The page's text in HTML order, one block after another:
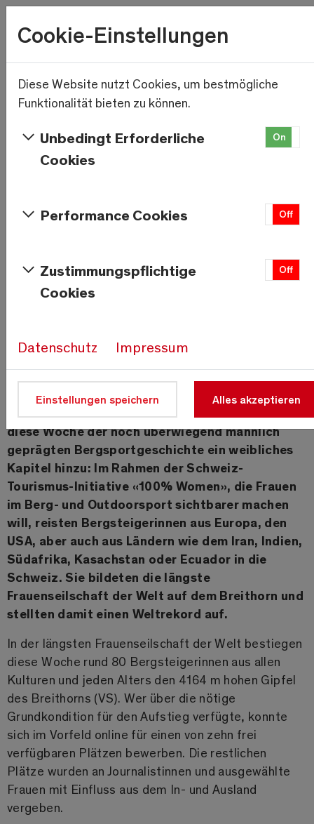
Skip to main content
10.7°C
Wetter
Weltrekord: 80 Frauen aus 25
Ländern besteigen
gemeinsam das Breithorn.
Schweiz Tourismus / Nicole Schafer
Zürich, 18. Juni 2022 -80 Bergsteigerinnen fügen
diese Woche der noch überwiegend männlich
geprägten Bergsportgeschichte ein weibliches
Kapitel hinzu: Im Rahmen der Schweiz-
Tourismus-Initiative «100% Women», die Frauen
im Berg- und Outdoorsport sichtbarer machen
will, reisten Bergsteigerinnen aus Europa, den
USA, aber auch aus Ländern wie dem Iran, Indien,
Südafrika, Kasachstan oder Ecuador in die
Schweiz. Sie bildeten die längste
Frauenseilschaft der Welt auf dem Breithorn und
stellten damit einen Weltrekord auf.
In der längsten Frauenseilschaft der Welt bestiegen
diese Woche rund 80 Bergsteigerinnen aus allen
Kulturen und jeden Alters den 4164 m hohen Gipfel
des Breithorns (VS). Wer über die nötige
Grundkondition für den Aufstieg verfügte, konnte
sich im Vorfeld online für einen von zehn frei
verfügbaren Plätzen bewerben. Die restlichen
Plätze wurden an Journalistinnen und ausgewählte
Frauen mit Einfluss aus dem In- und Ausland
vergeben.
Cookie-Einstellungen
Diese Website nutzt Cookies, um bestmögliche
Funktionalität bieten zu können.
Unbedingt Erforderliche
Cookies
On
Performance Cookies Off
Zustimmungspflichtige
Cookies
Off
Datenschutz Impressum
Einstellungen speichern Alles akzeptieren